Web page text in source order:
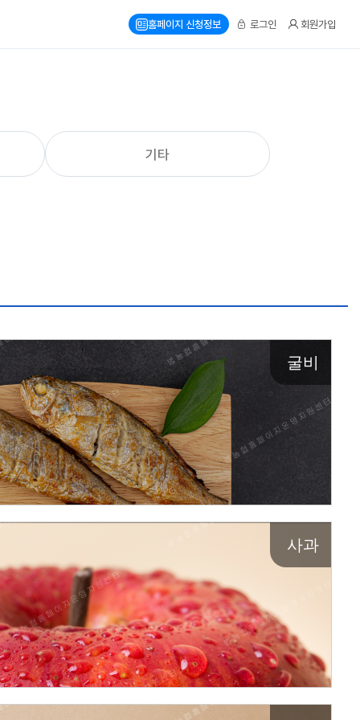
홈페이지 신청정보 로그인 회원가입
기타
굴비
사과